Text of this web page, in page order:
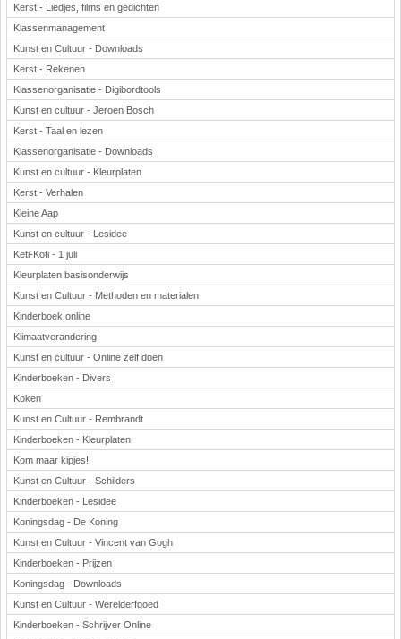
Kerst - Liedjes, films en gedichten
Klassenmanagement
Kunst en Cultuur - Downloads
Kerst - Rekenen
Klassenorganisatie - Digibordtools
Kunst en cultuur - Jeroen Bosch
Kerst - Taal en lezen
Klassenorganisatie - Downloads
Kunst en cultuur - Kleurplaten
Kerst - Verhalen
Kleine Aap
Kunst en cultuur - Lesidee
Keti-Koti - 1 juli
Kleurplaten basisonderwijs
Kunst en Cultuur - Methoden en materialen
Kinderboek online
Klimaatverandering
Kunst en cultuur - Online zelf doen
Kinderboeken - Divers
Koken
Kunst en Cultuur - Rembrandt
Kinderboeken - Kleurplaten
Kom maar kipjes!
Kunst en Cultuur - Schilders
Kinderboeken - Lesidee
Koningsdag - De Koning
Kunst en Cultuur - Vincent van Gogh
Kinderboeken - Prijzen
Koningsdag - Downloads
Kunst en Cultuur - Werelderfgoed
Kinderboeken - Schrijver Online